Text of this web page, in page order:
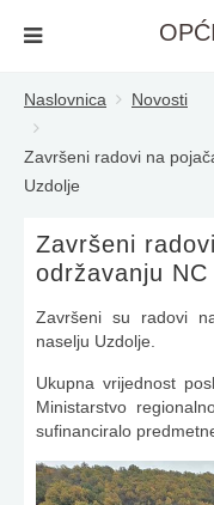
Naslovnica Novosti
Završeni radovi na
Uzdolje
Završeni
održavanju
Završeni su radovi
naselju Uzdolje.
Ukupna vrijednost
Ministarstvo
sufinanciralo